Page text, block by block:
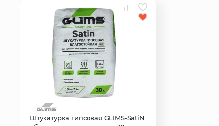
Штукатурка гипсовая GLIMS-SatiN